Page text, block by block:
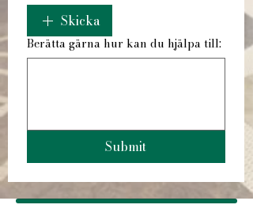
Skicka
Berätta gärna hur kan du hjälpa till:
Submit